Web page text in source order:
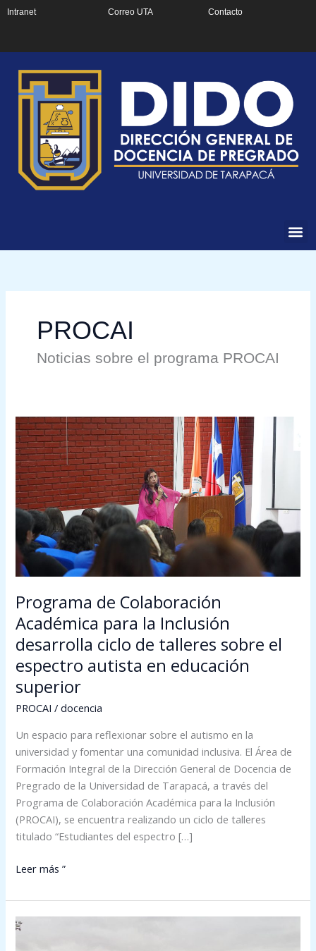
Intranet Correo UTA Contacto
PROCAI
Noticias sobre el programa PROCAI
Programa de Colaboración
Académica para la Inclusión
desarrolla ciclo de talleres sobre el
espectro autista en educación
superior
PROCAI /docencia
Un espacio para reflexionar sobre el autismo en la
universidad y fomentar una comunidad inclusiva. El Área de
Formación Integral de la Dirección General de Docencia de
Pregrado de la Universidad de Tarapacá, a través del
Programa de Colaboración Académica para la Inclusión
(PROCAI), se encuentra realizando un ciclo de talleres
titulado “Estudiantes del espectro […]
Programa
de
Colaboración
Académica
para
la
Inclusión
desarrolla
de
talleres
sobre
el
espectro
autista
educación
superior
Leer más ”
Olimpiadas